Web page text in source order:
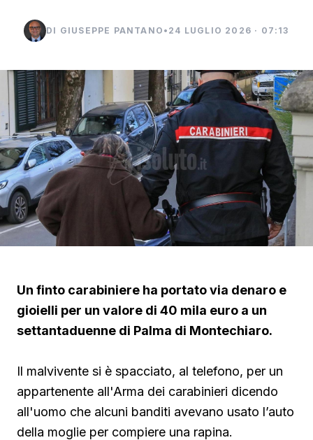
DI GIUSEPPE PANTANO • 24 LUGLIO 2026 · 07:13
Un finto carabiniere ha portato via denaro e
gioielli per un valore di 40 mila euro a un
settantaduenne di Palma di Montechiaro.
Il malvivente si è spacciato, al telefono, per un
appartenente all'Arma dei carabinieri dicendo
all'uomo che alcuni banditi avevano usato l’auto
della moglie per compiere una rapina.